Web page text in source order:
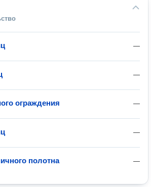
—
—
—
ограждения
—
—
полотна